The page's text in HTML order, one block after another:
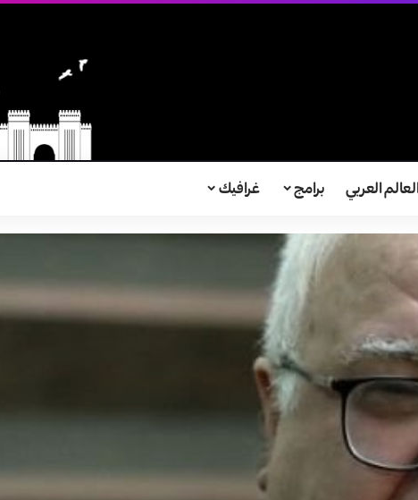
العربي برامج غرافيك